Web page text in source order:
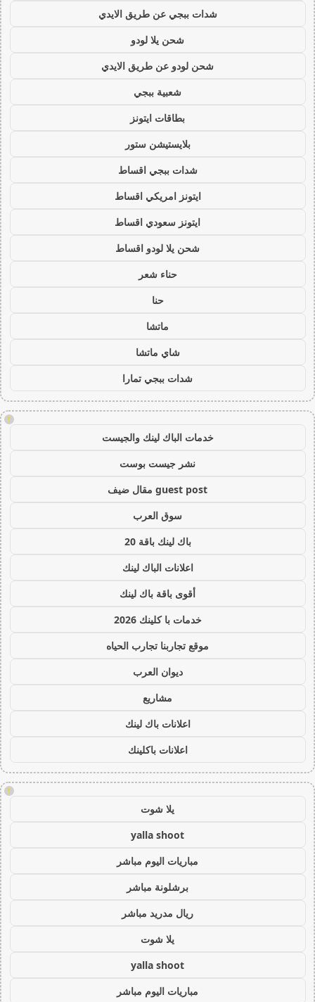
شدات ببجي عن طريق الايدي
شحن يلا لودو
شحن لودو عن طريق الايدي
شعبية ببجي
بطاقات ايتونز
بلايستيشن ستور
شدات ببجي اقساط
ايتونز امريكي اقساط
ايتونز سعودي اقساط
شحن يلا لودو اقساط
حناء شعر
حنا
ماتشا
شاي ماتشا
شدات ببجي تمارا
!
خدمات الباك لينك والجيست
نشر جيست بوست
guest post مقال ضيف
سوق العرب
باك لينك باقة 20
اعلانات الباك لينك
أقوى باقة باك لينك
خدمات با كلينك 2026
موقع تجاربنا تجارب الحياه
ديوان العرب
مشاريع
اعلانات باك لينك
اعلانات باكلينك
!
يلا شوت
yalla shoot
مباريات اليوم مباشر
برشلونة مباشر
ريال مدريد مباشر
يلا شوت
yalla shoot
مباريات اليوم مباشر